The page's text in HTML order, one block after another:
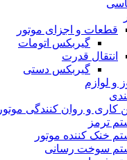
قطعات و اجزای موتور
گیربکس اتومات
انتقال قدرت
گیربکس دستی
و لوازم
کاری و روان کنندگی موتور
ترمز
خنک کننده موتور
سوخت رسانی